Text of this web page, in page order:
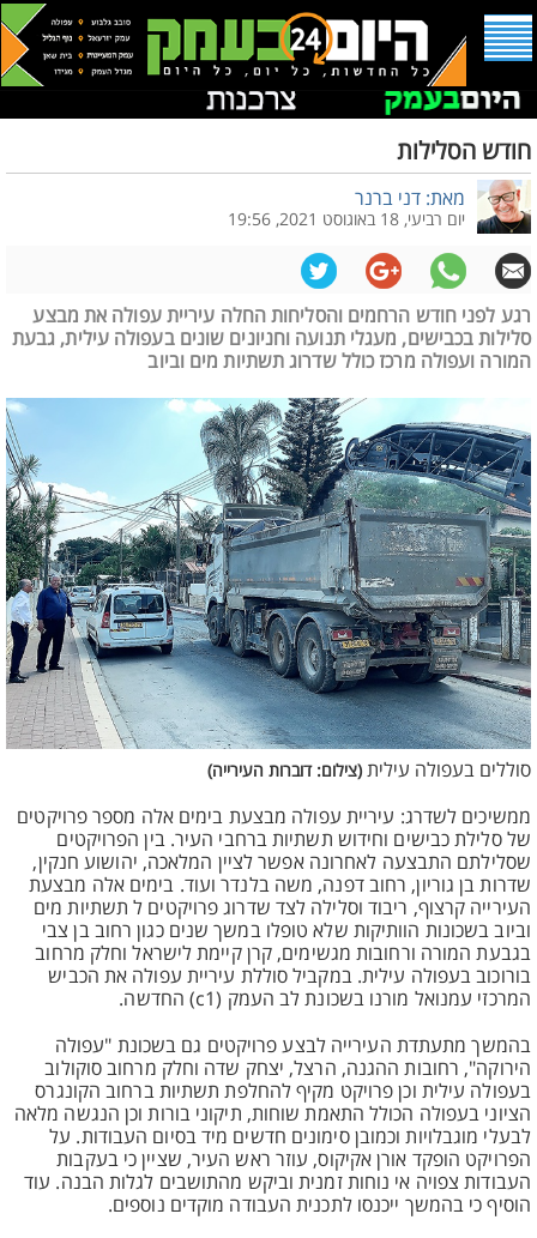
חודש הסלילות
מאת: דני ברנר
יום רביעי, 18 באוגוסט 2021, 19:56
רגע לפני חודש הרחמים והסליחות החלה עיריית עפולה את מבצע
סלילות בכבישים, מעגלי תנועה וחניונים שונים בעפולה עילית, גבעת
המורה ועפולה מרכז כולל שדרוג תשתיות מים וביוב
סוללים בעפולה עילית (צילום: דוברות העירייה)
ממשיכים לשדרג: עיריית עפולה מבצעת בימים אלה מספר פרויקטים
של סלילת כבישים וחידוש תשתיות ברחבי העיר. בין הפרויקטים
שסלילתם התבצעה לאחרונה אפשר לציין המלאכה, יהושוע חנקין,
שדרות בן גוריון, רחוב דפנה, משה בלנדר ועוד. בימים אלה מבצעת
העירייה קרצוף, ריבוד וסלילה לצד שדרוג פרויקטים ל תשתיות מים
וביוב בשכונות הוותיקות שלא טופלו במשך שנים כגון רחוב בן צבי
בגבעת המורה ורחובות מגשימים, קרן קיימת לישראל וחלק מרחוב
בורוכוב בעפולה עילית. במקביל סוללת עיריית עפולה את הכביש
המרכזי עמנואל מורנו בשכונת לב העמק (c1) החדשה.
בהמשך מתעתדת העירייה לבצע פרויקטים גם בשכונת "עפולה
הירוקה", רחובות ההגנה, הרצל, יצחק שדה וחלק מרחוב סוקולוב
בעפולה עילית וכן פרויקט מקיף להחלפת תשתיות ברחוב הקונגרס
הציוני בעפולה הכולל התאמת שוחות, תיקוני בורות וכן הנגשה מלאה
לבעלי מוגבלויות וכמובן סימונים חדשים מיד בסיום העבודות. על
הפרויקט הופקד אורן אקיקוס, עוזר ראש העיר, שציין כי בעקבות
העבודות צפויה אי נוחות זמנית וביקש מהתושבים לגלות הבנה. עוד
הוסיף כי בהמשך ייכנסו לתכנית העבודה מוקדים נוספים.